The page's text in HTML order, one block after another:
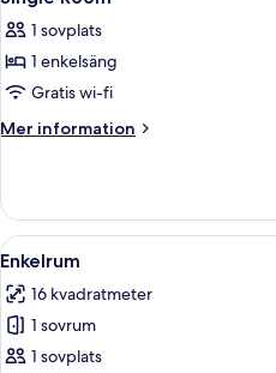
alla
foton
för
Single
Room
1 sovplats
1 enkelsäng
Gratis wi-fi
Mer information
Mer
Room
Öppna
alla
foton
för
Enkelrum
5
Enkelrum
16 kvadratmeter
1 sovrum
1 sovplats